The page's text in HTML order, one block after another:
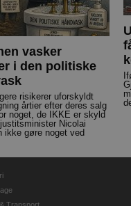
vasker
i den politiske
risikerer uforskyldt
årtier efter deres salg
noget, de IKKE er skyld
Nicolai
ikke gøre noget ved